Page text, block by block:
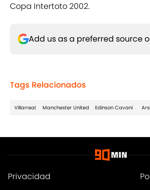
Copa Intertoto 2002.
Add us as a preferred source
Tags Relacionados
Villarreal Manchester United Edinson Cavani
Privacidad